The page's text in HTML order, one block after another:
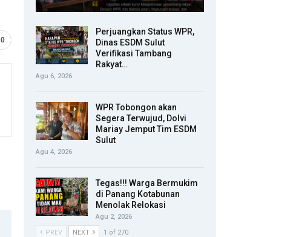
0
Perjuangkan Status WPR,
Dinas ESDM Sulut
Verifikasi Tambang
Rakyat…
Agu 6, 2026
WPR Tobongon akan
Segera Terwujud, Dolvi
Mariay Jemput Tim ESDM
Sulut
Agu 4, 2026
Tegas!!! Warga Bermukim
di Panang Kotabunan
Menolak Relokasi
Agu 2, 2026
PREV
NEXT 1 of 270